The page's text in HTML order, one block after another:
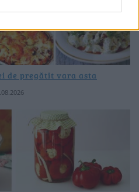
de pregătit vara asta